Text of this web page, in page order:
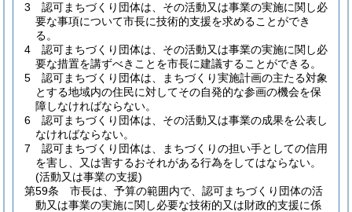
3
認可まちづくり団体は、その活動又は事業の実施に関し必
要な事項について市長に技術的支援を求めることができ
る。
4
認可まちづくり団体は、その活動又は事業の実施に関し必
要な措置を講ずべきことを市長に建議することができる。
5
認可まちづくり団体は、まちづくり実施計画の主たる対象
とする地域内の住民に対してその自発的な参画の機会を保
障しなければならない。
6
認可まちづくり団体は、その活動又は事業の成果を公表し
なければならない。
7
認可まちづくり団体は、まちづくりの担い手としての信用
を害し、又は害するおそれがある行為をしてはならない。
(活動又は事業の支援)
第59条
市長は、予算の範囲内で、認可まちづくり団体の活
動又は事業の実施に関し必要な技術的又は財政的支援に係